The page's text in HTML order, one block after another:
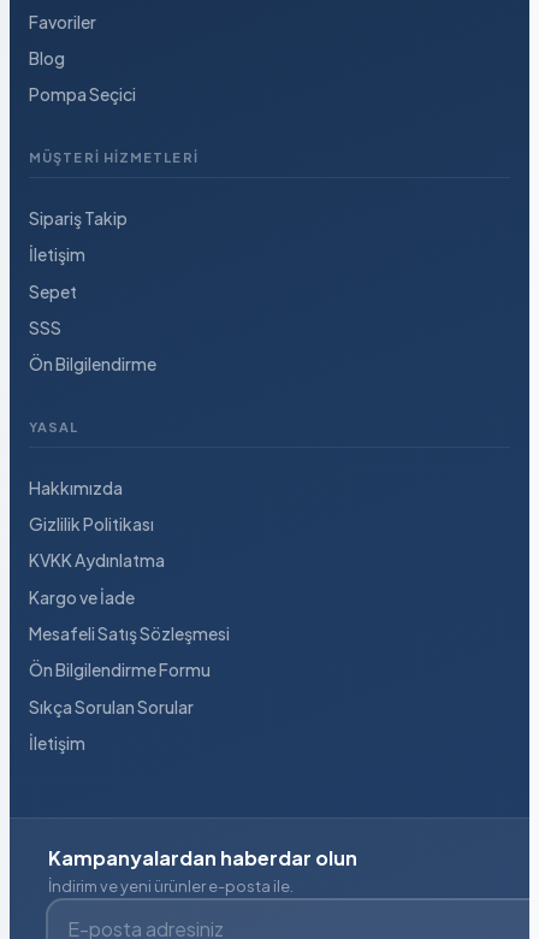
Favoriler
Blog
Pompa Seçici
MÜŞTERI HIZMETLERI
Sipariş Takip
İletişim
Sepet
SSS
Ön Bilgilendirme
YASAL
Hakkımızda
Gizlilik Politikası
KVKK Aydınlatma
Kargo ve İade
Mesafeli Satış Sözleşmesi
Ön Bilgilendirme Formu
Sıkça Sorulan Sorular
İletişim
Kampanyalardan haberdar olun
İndirim ve yeni ürünler e-posta ile.
E-posta adresiniz